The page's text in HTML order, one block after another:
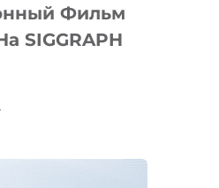
Фильм
SIGGRAPH